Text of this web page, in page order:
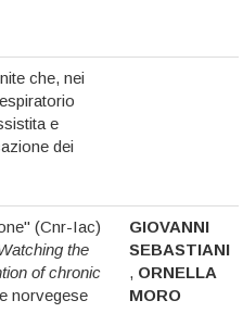
che, nei
e
dei
(Cnr-Iac)
the
of chronic
norvegese
GIOVANNI
SEBASTIANI
, ORNELLA
MORO